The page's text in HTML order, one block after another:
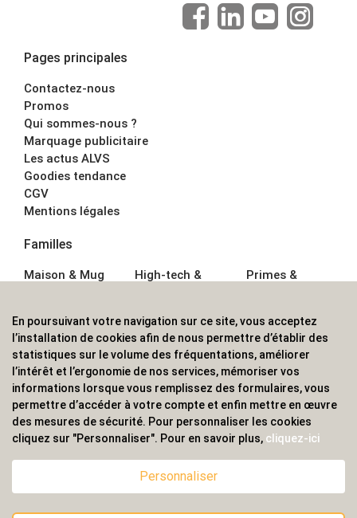
Pages principales
Contactez-nous
Promos
Qui sommes-nous ?
Marquage publicitaire
Les actus ALVS
Goodies tendance
CGV
Mentions légales
Familles
Maison & Mug
Écriture
Bagagerie sacs
High-tech &
Sport &
Outdoor
Enfant
Primes &
Boisson
Textile &
Casquette
Accessoires de
ALVS, fournisseur d'objets publicitaires, pour les
professionnels. Une implantation nationale, une
couverture internationale.
En poursuivant votre navigation sur ce site, vous acceptez
l’installation de cookies afin de nous permettre d’établir des
statistiques sur le volume des fréquentations, améliorer
l’intérêt et l’ergonomie de nos services, mémoriser vos
informations lorsque vous remplissez des formulaires, vous
permettre d’accéder à votre compte et enfin mettre en œuvre
des mesures de sécurité. Pour personnaliser les cookies
cliquez sur "Personnaliser". Pour en savoir plus, cliquez-ici
Personnaliser